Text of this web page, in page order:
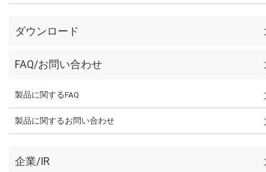
ダウンロード
FAQ/お問い合わせ
製品に関するFAQ
製品に関するお問い合わせ
企業/IR